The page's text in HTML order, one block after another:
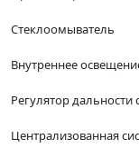
Стеклоомыватель
Внутреннее
Регулятор дальности
Централизованная